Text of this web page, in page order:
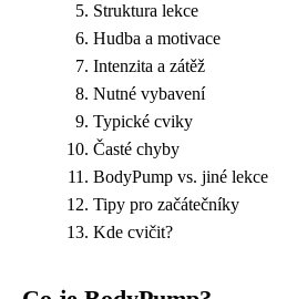
Struktura lekce
Hudba a motivace
Intenzita a zátěž
Nutné vybavení
Typické cviky
Časté chyby
BodyPump vs. jiné lekce
Tipy pro začátečníky
Kde cvičit?